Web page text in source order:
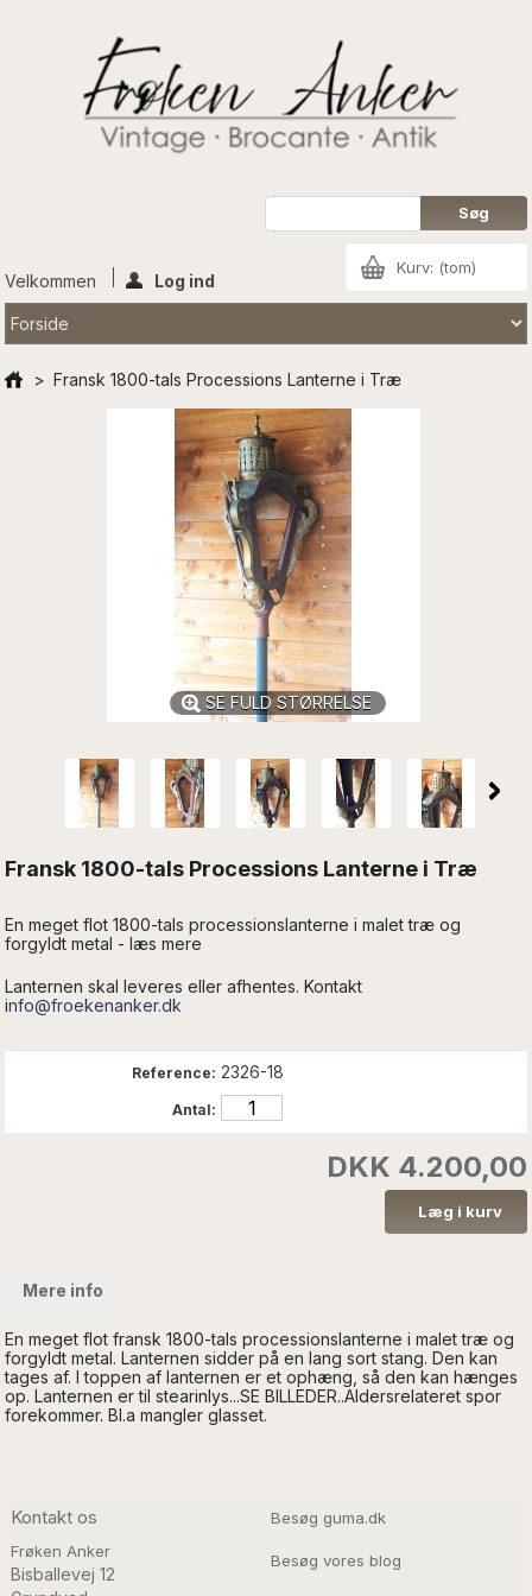
Kurv: (tom)
Velkommen Log ind
> Fransk 1800-tals Processions Lanterne i Træ
SE FULD STØRRELSE
Fransk 1800-tals Processions Lanterne i Træ
En meget flot 1800-tals processionslanterne i malet træ og
forgyldt metal - læs mere
Lanternen skal leveres eller afhentes. Kontakt
info@froekenanker.dk
Reference: 2326-18
Antal:
DKK 4.200,00
Mere info
En meget flot fransk 1800-tals processionslanterne i malet træ og
forgyldt metal. Lanternen sidder på en lang sort stang. Den kan
tages af. I toppen af lanternen er et ophæng, så den kan hænges
op. Lanternen er til stearinlys...SE BILLEDER..Aldersrelateret spor
forekommer. Bl.a mangler glasset.
Kontakt os
Frøken Anker
Bisballevej 12
Besøg guma.dk
Besøg vores blog